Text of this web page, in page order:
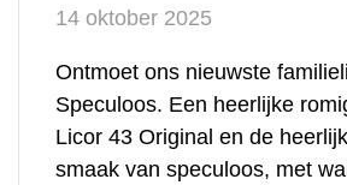
14 oktober 2025
Ontmoet ons nieuwste
Speculoos. Een heerlijke
Licor 43 Original en de
smaak van speculoos, met